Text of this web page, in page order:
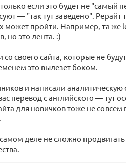
если это будет не "самый
— "так тут заведено". Рерайт
может пройти. Например, та же
но это лента. :)
со своего сайта, которые не
это вылезет боком.
и написали
перевод с английского — тут
для новичков тоже не совсем
деле не сложно продвигать